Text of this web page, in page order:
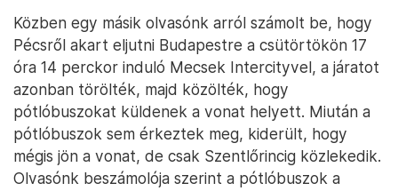
Közben egy másik olvasónk arról számolt be, hogy
Pécsről akart eljutni Budapestre a csütörtökön 17
óra 14 perckor induló Mecsek Intercityvel, a járatot
azonban törölték, majd közölték, hogy
pótlóbuszokat küldenek a vonat helyett. Miután a
pótlóbuszok sem érkeztek meg, kiderült, hogy
mégis jön a vonat, de csak Szentlőrincig közlekedik.
Olvasónk beszámolója szerint a pótlóbuszok a